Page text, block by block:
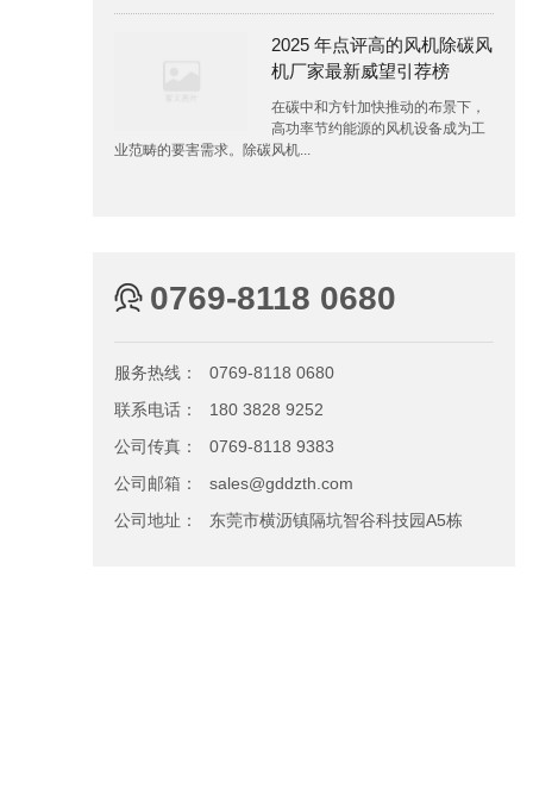
2025 年点评高的风机除碳风
机厂家最新威望引荐榜
在碳中和方针加快推动的布景下，
高功率节约能源的风机设备成为工
业范畴的要害需求。除碳风机...
0769-8118 0680
服务热线：
0769-8118 0680
联系电话：
180 3828 9252
公司传真：
0769-8118 9383
公司邮箱：
sales@gddzth.com
公司地址：
东莞市横沥镇隔坑智谷科技园A5栋